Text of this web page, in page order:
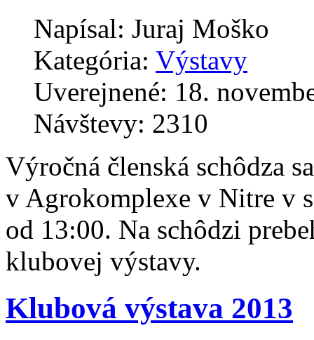
Napísal: Juraj Moško
Kategória: Výstavy
Uverejnené: 18.
Návštevy: 2310
Výročná členská schôdza
v Agrokomplexe v Nitre v
od 13:00. Na schôdzi
klubovej výstavy.
Klubová výstava 2013